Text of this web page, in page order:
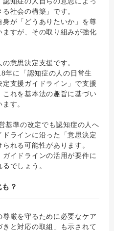
社会の構築」です。
が「どうありたいか」を尊
すが、その取り組みが強化
意思決定支援です。
年に「認知症の人の日常生
支援ガイドライン」で支援
れを基本法の趣旨に基づい
す。
基準の改定でも認知症の人へ
ラインに沿った「意思決定
れる可能性があります。
イドラインの活用が要件に
でしょう。
？
厳を守るために必要なケア
と対応の取組」も示されて